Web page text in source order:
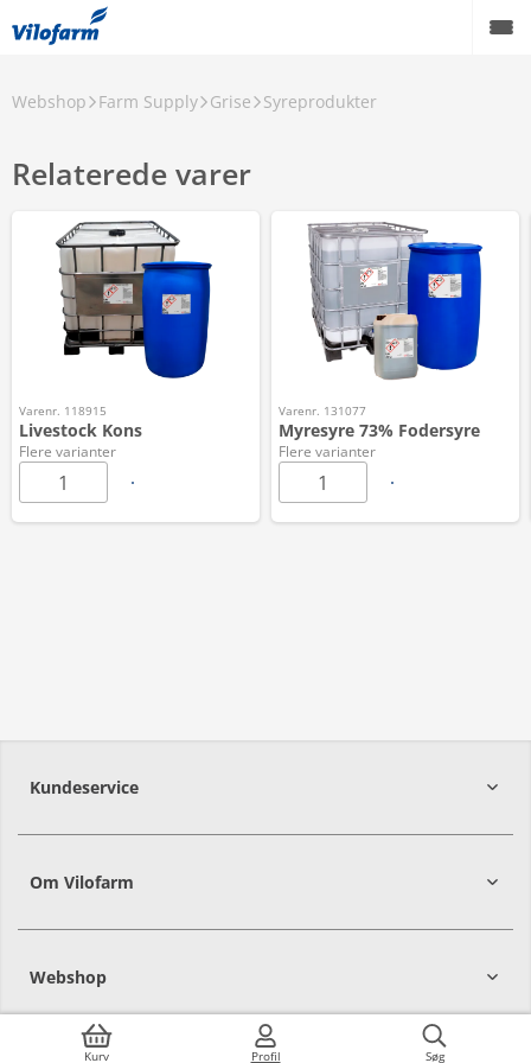
Kurv Profil Søg
Webshop Farm Supply Grise Syreprodukter
Relaterede varer
Varenr. 118915
Livestock Kons
Flere varianter
Varenr. 131077
Myresyre 73% Fodersyre
Flere varianter
Kundeservice
Om Vilofarm
Webshop